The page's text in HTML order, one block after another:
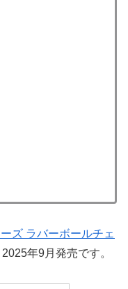
ズ ラバーボールチェ
年9月発売です。